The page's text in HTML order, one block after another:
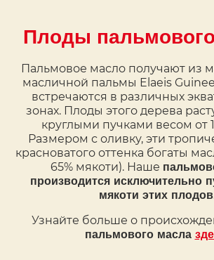
Плоды
Пальмовое масло получают из
масличной пальмы Elaeis
встречаются в различных
зонах. Плоды этого дерева
круглыми пучками весом от
Размером с оливку, эти
красноватого оттенка богаты
65% мякоти). Наше
производится исключительно
мякоти этих плодов
Узнайте больше о
пальмового масла